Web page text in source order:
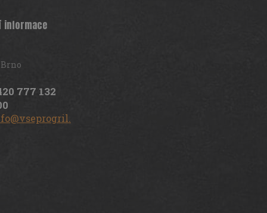
informace
777 132